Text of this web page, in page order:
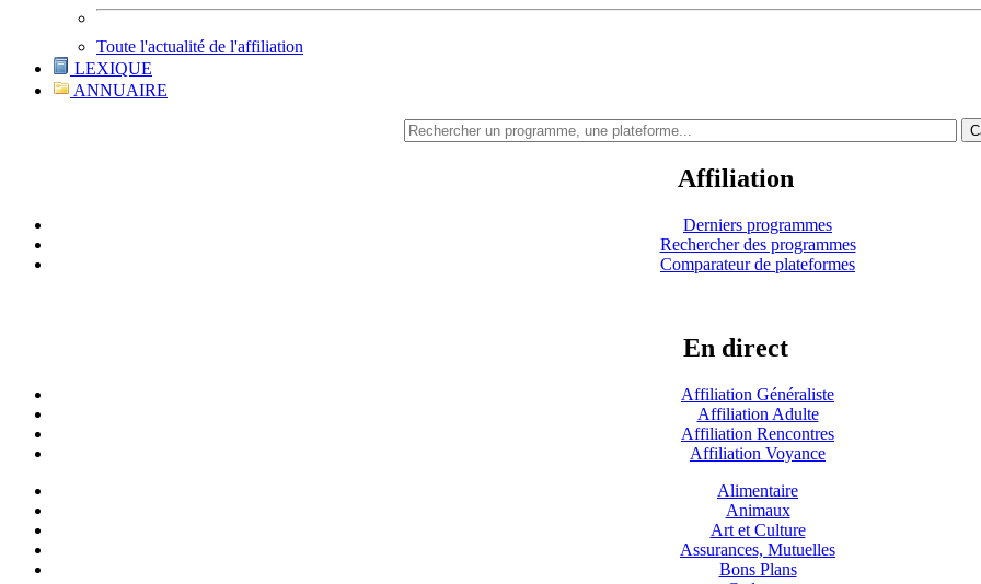
Toute l'actualité de l'affiliation
LEXIQUE
ANNUAIRE
Affiliation
Derniers programmes
Rechercher des programmes
Comparateur de plateformes
En direct
Affiliation Généraliste
Affiliation Adulte
Affiliation Rencontres
Affiliation Voyance
Alimentaire
Animaux
Art et Culture
Assurances, Mutuelles
Bons Plans